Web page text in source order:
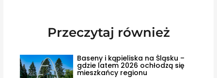
Przeczytaj również
Baseny i kąpieliska na Śląsku –
gdzie latem 2026 ochłodzą się
mieszkańcy regionu